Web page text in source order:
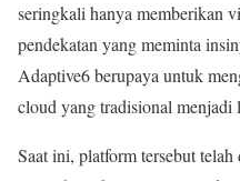
seringkali hanya memberikan
pendekatan yang meminta
Adaptive6 berupaya untuk
cloud yang tradisional menjadi
Saat ini, platform tersebut